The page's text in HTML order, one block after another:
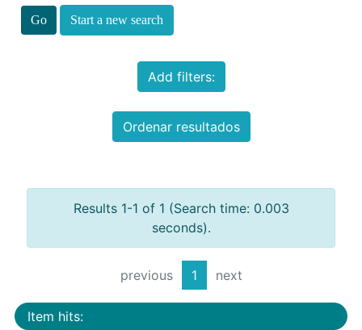
Start a new search
Add filters:
Ordenar resultados
Results 1-1 of 1 (Search time: 0.003
seconds).
previous 1 next
Item hits: